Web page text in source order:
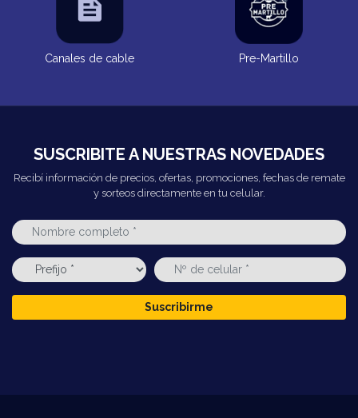
Canales de cable Pre-Martillo
SUSCRIBITE A NUESTRAS NOVEDADES
Recibí información de precios, ofertas, promociones, fechas de remate
y sorteos directamente en tu celular.
Suscribirme